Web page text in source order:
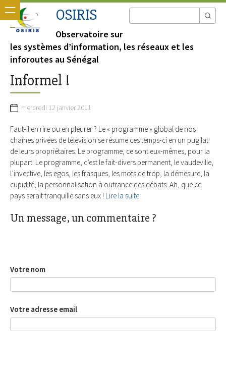
OSIRIS
Observatoire sur
les systèmes d’information, les réseaux et les
inforoutes au Sénégal
Informel !
mercredi 12 janvier 2011
Faut-il en rire ou en pleurer ? Le « programme » global de nos
chaînes privées de télévision se résume ces temps-ci en un pugilat
de leurs propriétaires. Le programme, ce sont eux-mêmes, pour la
plupart. Le programme, c’est le fait-divers permanent, le vaudeville,
l’invective, les egos, les frasques, les mots de trop, la démesure, la
cupidité, la personnalisation à outrance des débats. Ah, que ce
pays serait tranquille sans eux ! Lire la suite
Un message, un commentaire ?
Votre nom
Votre adresse email